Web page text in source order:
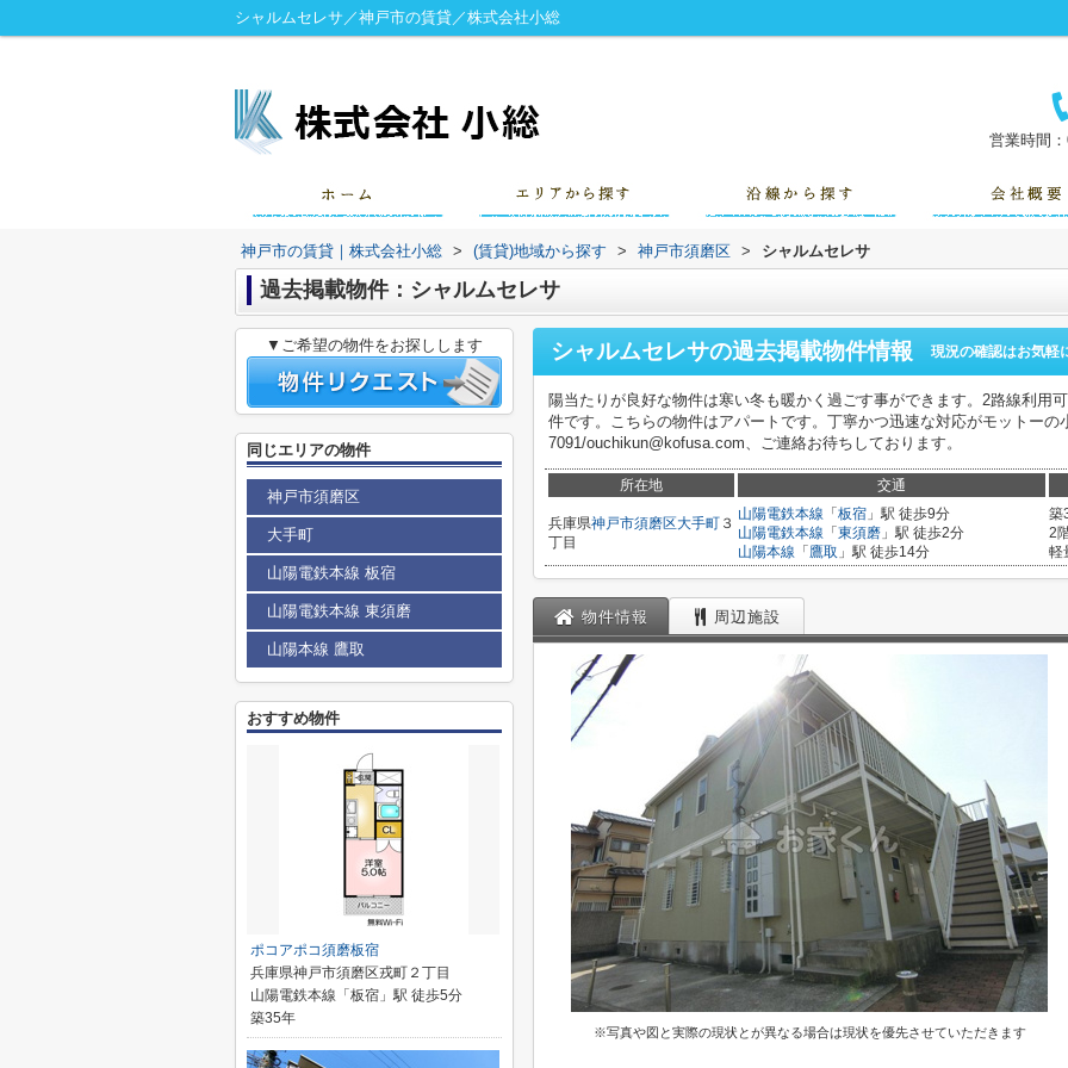
シャルムセレサ／神戸市の賃貸／株式会社小総
営業時間
神戸市の賃貸｜株式会社小総 > (賃貸)地域から探す > 神戸市須磨区 > シャルムセレサ
過去掲載物件：シャルムセレサ
シャルムセレサの過去掲載物件情報 現況の確認はお気軽
陽当たりが良好な物件は寒い冬も暖かく過ごす事ができます。2路線利用
件です。こちらの物件はアパートです。丁寧かつ迅速な対応がモットーの
7091/ouchikun@kofusa.com、ご連絡お待ちしております。
所在地 交通
兵庫県神戸市須磨区大手町 ３
丁目
山陽電鉄本線 「 板宿 」駅 徒歩9分
山陽電鉄本線 「 東須磨 」駅 徒歩2分
山陽本線 「 鷹取 」駅 徒歩14分
築
2
軽
物件情報 周辺施設
※写真や図と実際の現状とが異なる場合は現状を優先させていただきます
▼ご希望の物件をお探しします
同じエリアの物件
神戸市須磨区
大手町
山陽電鉄本線 板宿
山陽電鉄本線 東須磨
山陽本線 鷹取
おすすめ物件
ポコアポコ須磨板宿
兵庫県神戸市須磨区戎町２丁目
山陽電鉄本線「板宿」駅 徒歩5分
築35年